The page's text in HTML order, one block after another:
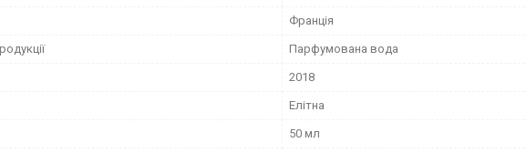
Франція
Парфумована вода
2018
Елітна
50 мл